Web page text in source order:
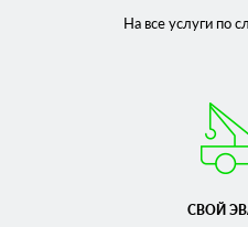
На все услуги по
СВОЙ